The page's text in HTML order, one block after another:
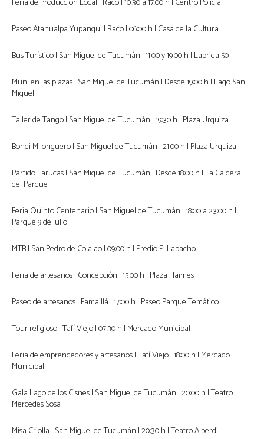
Feria de Producción Local | Raco | 10:30 a 17:00 h | Centro Policial
Paseo Atahualpa Yupanqui | Raco | 06:00 h | Casa de la Cultura
Bus Turístico | San Miguel de Tucumán | 11:00 y 19:00 h | Laprida 50
Muni en las plazas | San Miguel de Tucumán | Desde 19:00 h | Lago San
Miguel
Taller de Tango | San Miguel de Tucumán | 19:30 h | Plaza Urquiza
Bondi Milonguero | San Miguel de Tucumán | 21:00 h | Plaza Urquiza
Partido Tarucas | San Miguel de Tucumán | Desde 18:00 h | La Caldera
del Parque
Feria Quinto Centenario | San Miguel de Tucumán | 18:00 a 23:00 h |
Parque 9 de Julio
MTB | San Pedro de Colalao | 09:00 h | Predio El Lapacho
Feria de artesanos | Concepción | 15:00 h | Plaza Haimes
Paseo de artesanos | Famaillá | 17:00 h | Paseo Parque Temático
Tour religioso | Tafí Viejo | 07:30 h | Mercado Municipal
Feria de emprendedores y artesanos | Tafí Viejo | 18:00 h | Mercado
Municipal
Gala Lago de los Cisnes | San Miguel de Tucumán | 20:00 h | Teatro
Mercedes Sosa
Misa Criolla | San Miguel de Tucumán | 20:30 h | Teatro Alberdi